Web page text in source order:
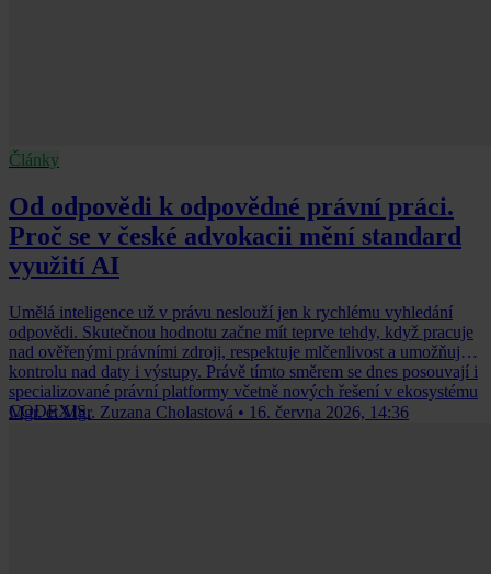
Články
Od odpovědi k odpovědné právní práci.
Proč se v české advokacii mění standard
využití AI
Umělá inteligence už v právu neslouží jen k rychlému vyhledání
odpovědi. Skutečnou hodnotu začne mít teprve tehdy, když pracuje
nad ověřenými právními zdroji, respektuje mlčenlivost a umožňuje
kontrolu nad daty i výstupy. Právě tímto směrem se dnes posouvají i
specializované právní platformy včetně nových řešení v ekosystému
CODEXIS.
Mgr. et Mgr. Zuzana Cholastová • 16. června 2026, 14:36